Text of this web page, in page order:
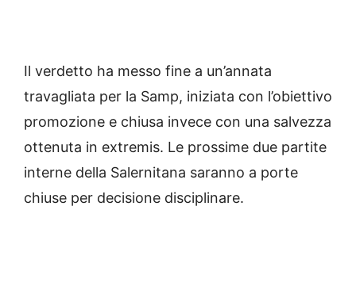
Il verdetto ha messo fine a un’annata
travagliata per la Samp, iniziata con l’obiettivo
promozione e chiusa invece con una salvezza
ottenuta in extremis. Le prossime due partite
interne della Salernitana saranno a porte
chiuse per decisione disciplinare.